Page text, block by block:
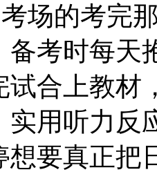
场的考完
备考时每天
试合上教材
实用听力反
想要真正把